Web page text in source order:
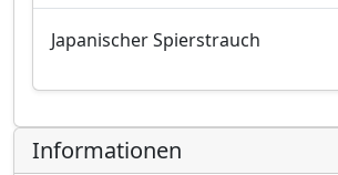
Japanischer Spierstrauch
Informationen